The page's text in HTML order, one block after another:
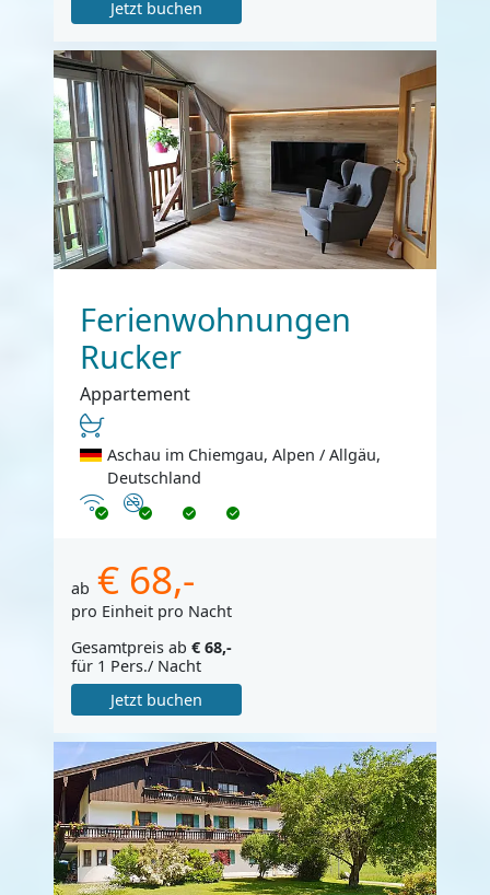
Jetzt buchen
Ferienwohnungen
Rucker
Appartement
Aschau im Chiemgau, Alpen / Allgäu,
Deutschland
InternetNichtraucher
ab € 68,-
pro Einheit pro Nacht
Gesamtpreis ab € 68,-
für 1 Pers./ Nacht
Jetzt buchen